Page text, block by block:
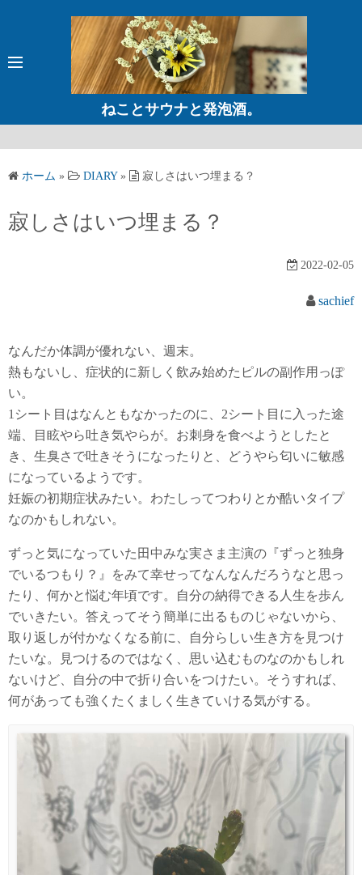
ン
ッ
ねことサウナと発泡酒。
ホーム » DIARY» 寂しさはいつ埋まる？
寂しさはいつ埋まる？
2022-02-05
sachief
なんだか体調が優れない、週末。
熱もないし、症状的に新しく飲み始めたピルの副作用っぽ
い。
1シート目はなんともなかったのに、2シート目に入った途
端、目眩やら吐き気やらが。お刺身を食べようとしたと
き、生臭さで吐きそうになったりと、どうやら匂いに敏感
になっているようです。
妊娠の初期症状みたい。わたしってつわりとか酷いタイプ
なのかもしれない。
ずっと気になっていた田中みな実さま主演の『ずっと独身
でいるつもり？』をみて幸せってなんなんだろうなと思っ
たり、何かと悩む年頃です。自分の納得できる人生を歩ん
でいきたい。答えってそう簡単に出るものじゃないから、
取り返しが付かなくなる前に、自分らしい生き方を見つけ
たいな。見つけるのではなく、思い込むものなのかもしれ
ないけど、自分の中で折り合いをつけたい。そうすれば、
何があっても強くたくましく生きていける気がする。